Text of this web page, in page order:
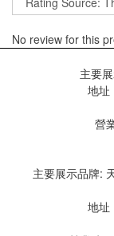
No review for this
主要
地址
營
主要展示品牌:
地址